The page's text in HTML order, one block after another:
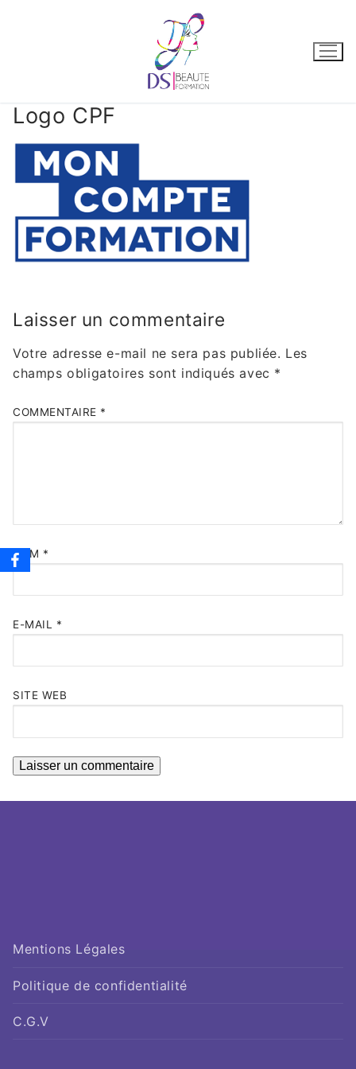
Logo CPF
Laisser un commentaire
Votre adresse e-mail ne sera pas publiée. Les
champs obligatoires sont indiqués avec *
COMMENTAIRE *
NOM *
E-MAIL *
SITE WEB
Mentions Légales
Politique de confidentialité
C.G.V